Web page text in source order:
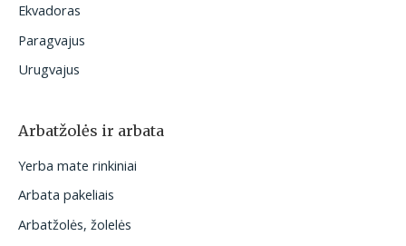
Ekvadoras
Paragvajus
Urugvajus
Arbatžolės ir arbata
Yerba mate rinkiniai
Arbata pakeliais
Arbatžolės, žolelės